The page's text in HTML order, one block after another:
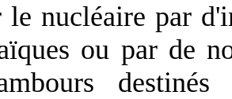
le nucléaire par
ou par de